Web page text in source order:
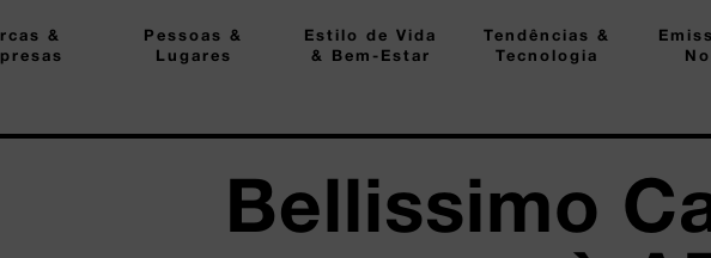
&
Pessoas &
Lugares
Estilo de Vida
& Bem-Estar
Tendências &
Tecnologia
Bellissimo